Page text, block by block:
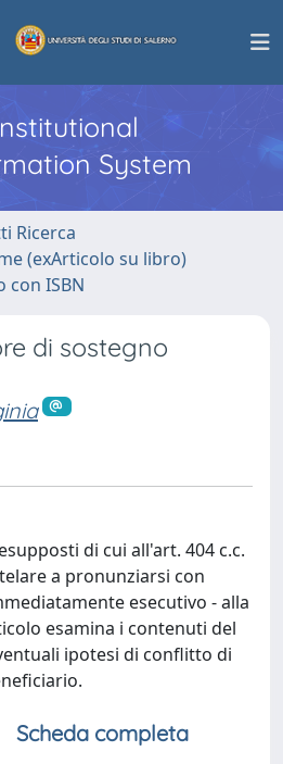
System
Ricerca
(exArticolo su libro)
con ISBN
di sostegno
di cui all'art. 404 c.c.
a pronunziarsi con
esecutivo - alla
esamina i contenuti del
ipotesi di conflitto di
Scheda completa